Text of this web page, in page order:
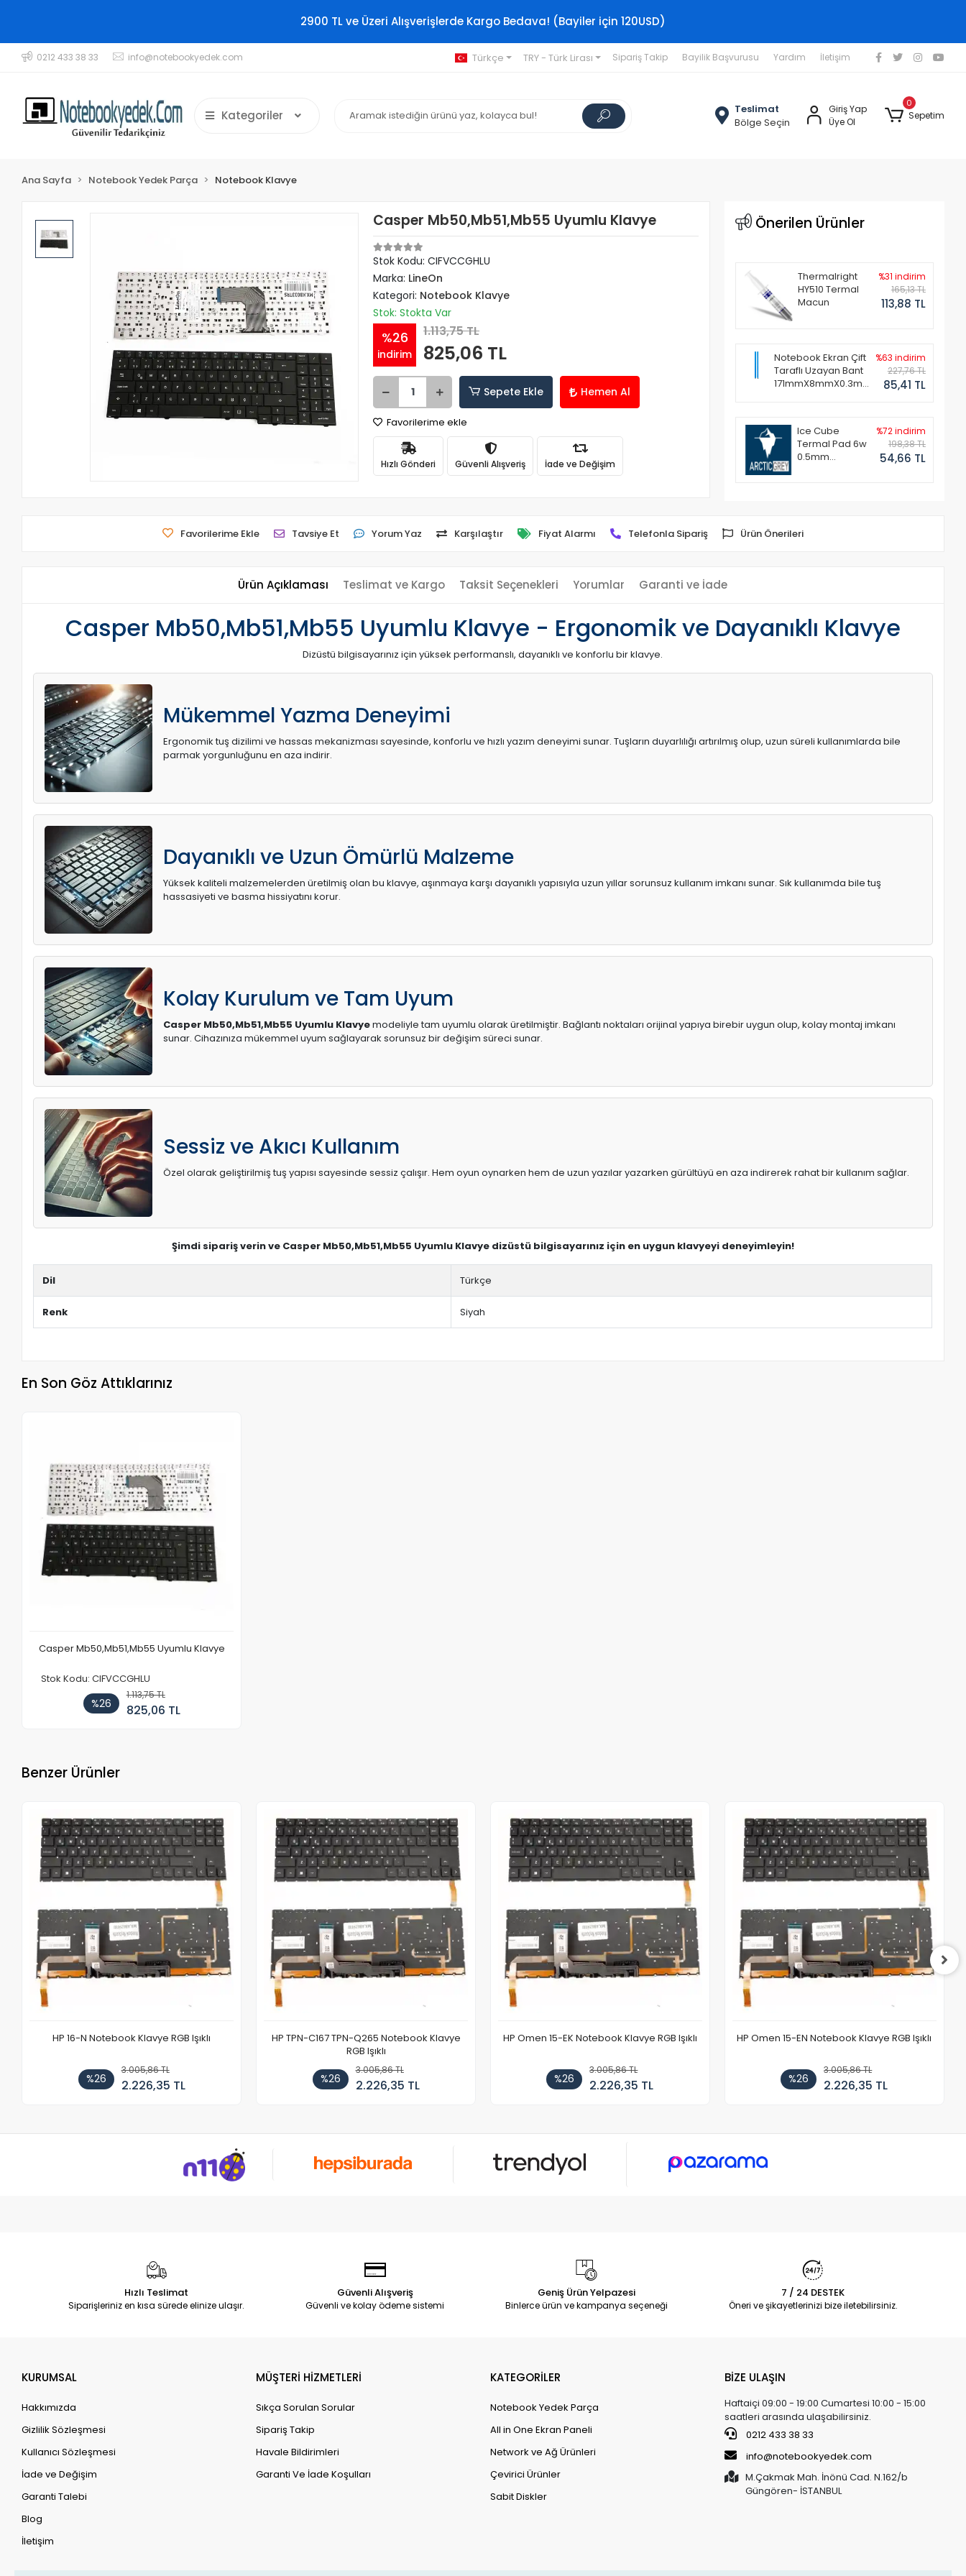
2900 TL ve Üzeri Alışverişlerde Kargo Bedava! (Bayiler için 120USD)
0212 433 38 33 info@notebookyedek.com Türkçe TRY - Türk Lirası Sipariş Takip Bayilik Başvurusu Yardım İletişim
Kategoriler
Teslimat
Bölge Seçin
Giriş Yap
Üye Ol
0
Sepetim
Ana Sayfa Notebook Yedek Parça Notebook Klavye
Casper Mb50,Mb51,Mb55 Uyumlu Klavye
Stok Kodu: CIFVCCGHLU
Marka: LineOn
Kategori: Notebook Klavye
Stok: Stokta Var
%26
indirim
1.113,75 TL
825,06 TL
Sepete Ekle Hemen Al
Favorilerime ekle
Hızlı Gönderi Güvenli Alışveriş İade ve Değişim
Önerilen Ürünler
Thermalright
HY510 Termal
Macun
%31 indirim
165,13 TL
113,88 TL
Notebook Ekran Çift
Taraflı Uzayan Bant
171mmX8mmX0.3mm
%63 indirim
227,76 TL
85,41 TL
Ice Cube
Termal Pad 6w
0.5mm
%72 indirim
198,38 TL
54,66 TL
Favorilerime Ekle Tavsiye Et Yorum Yaz Karşılaştır Fiyat Alarmı Telefonla Sipariş Ürün Önerileri
Ürün Açıklaması Teslimat ve Kargo Taksit Seçenekleri Yorumlar Garanti ve İade
Casper Mb50,Mb51,Mb55 Uyumlu Klavye - Ergonomik ve Dayanıklı Klavye
Dizüstü bilgisayarınız için yüksek performanslı, dayanıklı ve konforlu bir klavye.
Mükemmel Yazma Deneyimi
Ergonomik tuş dizilimi ve hassas mekanizması sayesinde, konforlu ve hızlı yazım deneyimi sunar. Tuşların duyarlılığı artırılmış olup, uzun süreli kullanımlarda bile
parmak yorgunluğunu en aza indirir.
Dayanıklı ve Uzun Ömürlü Malzeme
Yüksek kaliteli malzemelerden üretilmiş olan bu klavye, aşınmaya karşı dayanıklı yapısıyla uzun yıllar sorunsuz kullanım imkanı sunar. Sık kullanımda bile tuş
hassasiyeti ve basma hissiyatını korur.
Kolay Kurulum ve Tam Uyum
Casper Mb50,Mb51,Mb55 Uyumlu Klavyemodeliyle tam uyumlu olarak üretilmiştir. Bağlantı noktaları orijinal yapıya birebir uygun olup, kolay montaj imkanı
sunar. Cihazınıza mükemmel uyum sağlayarak sorunsuz bir değişim süreci sunar.
Sessiz ve Akıcı Kullanım
Özel olarak geliştirilmiş tuş yapısı sayesinde sessiz çalışır. Hem oyun oynarken hem de uzun yazılar yazarken gürültüyü en aza indirerek rahat bir kullanım sağlar.
Şimdi sipariş verin ve Casper Mb50,Mb51,Mb55 Uyumlu Klavye dizüstü bilgisayarınız için en uygun klavyeyi deneyimleyin!
Dil Türkçe
Renk Siyah
En Son Göz Attıklarınız
Casper Mb50,Mb51,Mb55 Uyumlu Klavye
Stok Kodu: CIFVCCGHLU
%26
1.113,75 TL
825,06 TL
Benzer Ürünler
HP 16-N Notebook Klavye RGB Işıklı
%26
3.005,86 TL
2.226,35 TL
HP TPN-C167 TPN-Q265 Notebook Klavye
RGB Işıklı
%26
3.005,86 TL
2.226,35 TL
HP Omen 15-EK Notebook Klavye RGB Işıklı
%26
3.005,86 TL
2.226,35 TL
HP Omen 15-EN Notebook Klavye RGB Işıklı
%26
3.005,86 TL
2.226,35 TL
Hızlı Teslimat
Siparişleriniz en kısa sürede elinize ulaşır.
Güvenli Alışveriş
Güvenli ve kolay ödeme sistemi
Geniş Ürün Yelpazesi
Binlerce ürün ve kampanya seçeneği
7 / 24 DESTEK
Öneri ve şikayetlerinizi bize iletebilirsiniz.
KURUMSAL
Hakkımızda
Gizlilik Sözleşmesi
Kullanıcı Sözleşmesi
İade ve Değişim
Garanti Talebi
Blog
İletişim
MÜŞTERİ HİZMETLERİ
Sıkça Sorulan Sorular
Sipariş Takip
Havale Bildirimleri
Garanti Ve İade Koşulları
KATEGORİLER
Notebook Yedek Parça
All in One Ekran Paneli
Network ve Ağ Ürünleri
Çevirici Ürünler
Sabit Diskler
BİZE ULAŞIN
Haftaiçi 09:00 - 19:00 Cumartesi 10:00 - 15:00
saatleri arasında ulaşabilirsiniz.
0212 433 38 33
info@notebookyedek.com
M.Çakmak Mah. İnönü Cad. N.162/b
Güngören- İSTANBUL